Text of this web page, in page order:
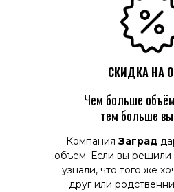
СКИДКА НА
Компания Заград
объем. Если вы решили
узнали, что того же
друг или
Чем больше
тем больше